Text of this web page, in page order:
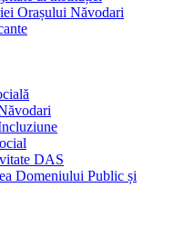
Orașului Năvodari
DAS
Domeniului Public și